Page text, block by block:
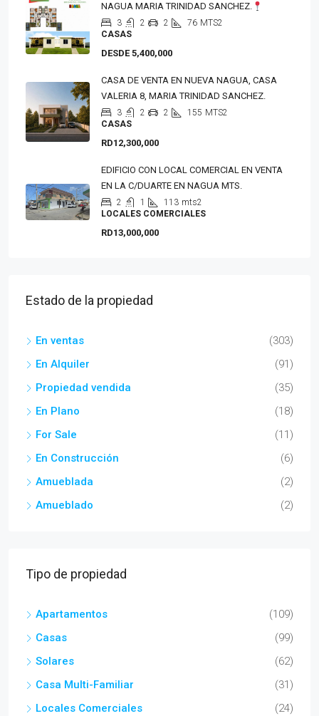
NAGUA MARIA TRINIDAD SANCHEZ.
3 2 2 76 MTS2
CASAS
DESDE 5,400,000
CASA DE VENTA EN NUEVA NAGUA, CASA
VALERIA 8, MARIA TRINIDAD SANCHEZ.
3 2 2 155 MTS2
CASAS
RD12,300,000
EDIFICIO CON LOCAL COMERCIAL EN VENTA
EN LA C/DUARTE EN NAGUA MTS.
2 1 113 mts2
LOCALES COMERCIALES
RD13,000,000
Estado de la propiedad
En ventas
(303)
En Alquiler
(91)
Propiedad vendida
(35)
En Plano
(18)
For Sale
(11)
En Construcción
(6)
Amueblada
(2)
Amueblado
(2)
Tipo de propiedad
Apartamentos
(109)
Casas
(99)
Solares
(62)
Casa Multi-Familiar
(31)
Locales Comerciales
(24)